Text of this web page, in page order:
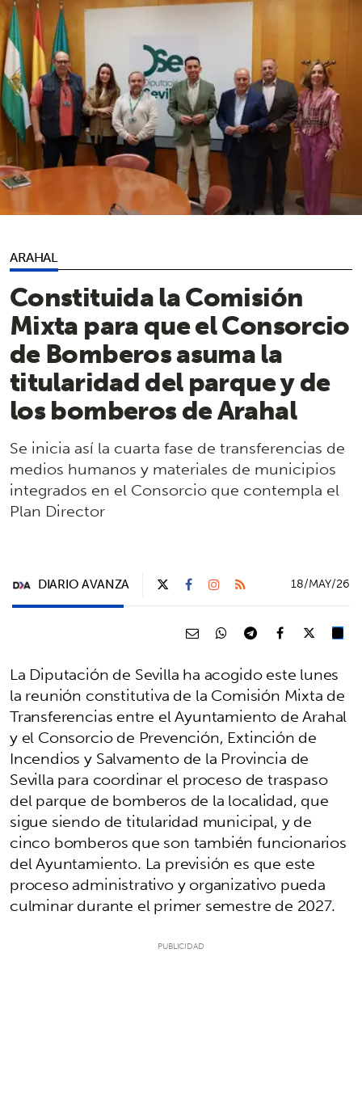
ARAHAL
Constituida la Comisión
Mixta para que el Consorcio
de Bomberos asuma la
titularidad del parque y de
los bomberos de Arahal
Se inicia así la cuarta fase de transferencias de
medios humanos y materiales de municipios
integrados en el Consorcio que contempla el
Plan Director
DIARIO AVANZA 18/MAY/26
La Diputación de Sevilla ha acogido este lunes
la reunión constitutiva de la Comisión Mixta de
Transferencias entre el Ayuntamiento de Arahal
y el Consorcio de Prevención, Extinción de
Incendios y Salvamento de la Provincia de
Sevilla para coordinar el proceso de traspaso
del parque de bomberos de la localidad, que
sigue siendo de titularidad municipal, y de
cinco bomberos que son también funcionarios
del Ayuntamiento. La previsión es que este
proceso administrativo y organizativo pueda
culminar durante el primer semestre de 2027.